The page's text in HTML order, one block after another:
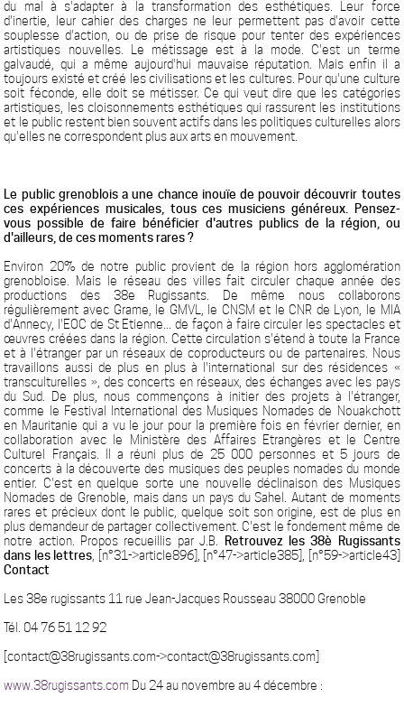
du mal à s'adapter à la transformation des esthétiques. Leur force
d'inertie, leur cahier des charges ne leur permettent pas d'avoir cette
souplesse d'action, ou de prise de risque pour tenter des expériences
artistiques nouvelles. Le métissage est à la mode. C'est un terme
galvaudé, qui a même aujourd'hui mauvaise réputation. Mais enfin il a
toujours existé et créé les civilisations et les cultures. Pour qu'une culture
soit féconde, elle doit se métisser. Ce qui veut dire que les catégories
artistiques, les cloisonnements esthétiques qui rassurent les institutions
et le public restent bien souvent actifs dans les politiques culturelles alors
qu'elles ne correspondent plus aux arts en mouvement.
Le public grenoblois a une chance inouïe de pouvoir découvrir toutes
ces expériences musicales, tous ces musiciens généreux. Pensez-
vous possible de faire bénéficier d'autres publics de la région, ou
d'ailleurs, de ces moments rares ?
Environ 20% de notre public provient de la région hors agglomération
grenobloise. Mais le réseau des villes fait circuler chaque année des
productions des 38e Rugissants. De même nous collaborons
régulièrement avec Grame, le GMVL, le CNSM et le CNR de Lyon, le MIA
d'Annecy, l'EOC de St Etienne... de façon à faire circuler les spectacles et
œuvres créées dans la région. Cette circulation s'étend à toute la France
et à l'étranger par un réseaux de coproducteurs ou de partenaires. Nous
travaillons aussi de plus en plus à l'international sur des résidences «
transculturelles », des concerts en réseaux, des échanges avec les pays
du Sud. De plus, nous commençons à initier des projets à l'étranger,
comme le Festival International des Musiques Nomades de Nouakchott
en Mauritanie qui a vu le jour pour la première fois en février dernier, en
collaboration avec le Ministère des Affaires Etrangères et le Centre
Culturel Français. Il a réuni plus de 25 000 personnes et 5 jours de
concerts à la découverte des musiques des peuples nomades du monde
entier. C'est en quelque sorte une nouvelle déclinaison des Musiques
Nomades de Grenoble, mais dans un pays du Sahel. Autant de moments
rares et précieux dont le public, quelque soit son origine, est de plus en
plus demandeur de partager collectivement. C'est le fondement même de
notre action. Propos recueillis par J.B.
Retrouvez les 38è Rugissants
dans les lettres , [n°31->article896], [n°47->article385], [n°59->article43]
Contact
Les 38e rugissants 11 rue Jean-Jacques Rousseau 38000 Grenoble
Tél. 04 76 51 12 92
[contact@38rugissants.com->contact@38rugissants.com]
www.38rugissants.com Du 24 au novembre au 4 décembre :